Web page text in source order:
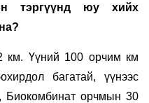
тэргүүнд юу хийх
км. Үүний 100 орчим км
багатай, үүнээс
Биокомбинат орчмын 30